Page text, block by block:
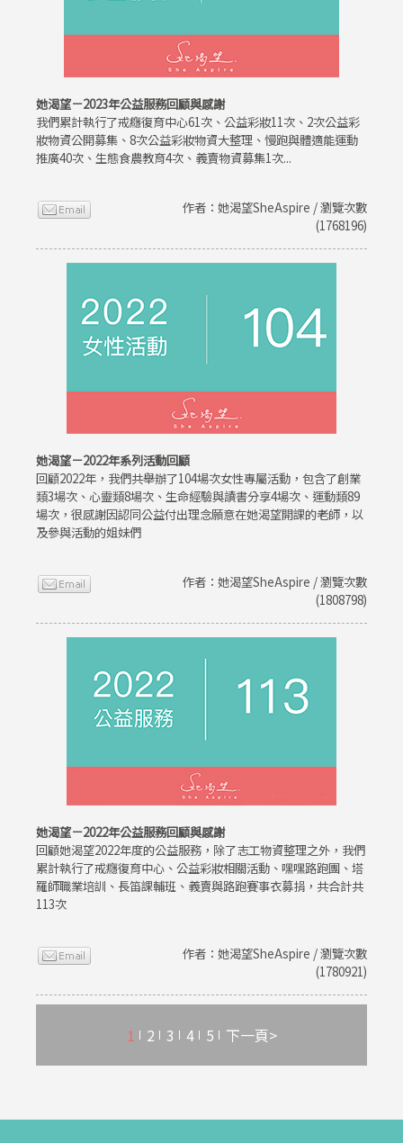
她渴望－2023年公益服務回顧與感謝
我們累計執行了戒癮復育中心61次、公益彩妝11次、2次公益彩
妝物資公開募集、8次公益彩妝物資大整理、慢跑與體適能運動
推廣40次、生態食農教育4次、義賣物資募集1次...
作者：她渴望SheAspire / 瀏覽次數
(1768196)
她渴望－2022年系列活動回顧
回顧2022年，我們共舉辦了104場次女性專屬活動，包含了創業
類3場次、心靈類8場次、生命經驗與讀書分享4場次、運動類89
場次，很感謝因認同公益付出理念願意在她渴望開課的老師，以
及參與活動的姐妹們
作者：她渴望SheAspire / 瀏覽次數
(1808798)
她渴望－2022年公益服務回顧與感謝
回顧她渴望2022年度的公益服務，除了志工物資整理之外，我們
累計執行了戒癮復育中心、公益彩妝相關活動、嘿嘿路跑團、塔
羅師職業培訓、長笛課輔班、義賣與路跑賽事衣募捐，共合計共
113次
作者：她渴望SheAspire / 瀏覽次數
(1780921)
1 2 3 4 5 下一頁>